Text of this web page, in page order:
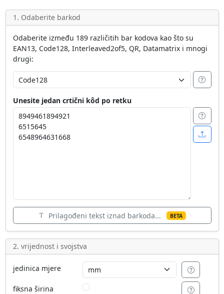
1. Odaberite barkod
Odaberite između 189 različitih bar kodova kao što su
EAN13, Code128, Interleaved2of5, QR, Datamatrix i mnogi
drugi:
Unesite jedan crtični kôd po retku
Prilagođeni tekst iznad barkoda... BETA
2. vrijednost i svojstva
jedinica mjere
fiksna širina